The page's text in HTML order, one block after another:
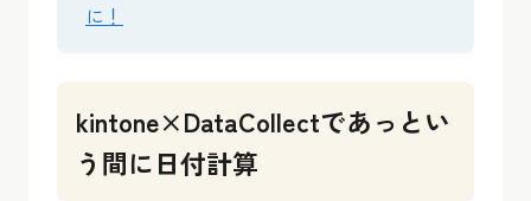
に！
kintone×DataCollectであっとい
う間に日付計算